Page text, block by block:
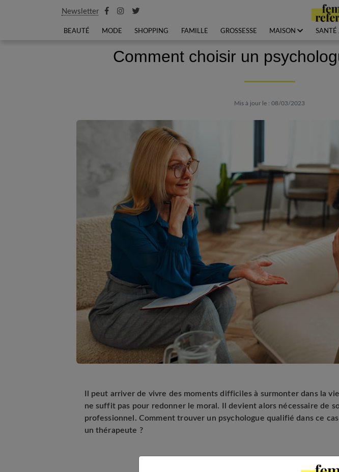
Newsletter
BEAUTÉ MODE SHOPPING FAMILLE GROSSESSE MAISON SANTÉ
Comment choisir un
Mis à jour le : 08/03/2023
Il peut arriver de vivre des moments difficiles à surmonter dans la
ne suffit pas pour redonner le moral. Il devient alors nécessaire de
professionnel. Comment trouver un psychologue qualifié dans ce
un thérapeute ?